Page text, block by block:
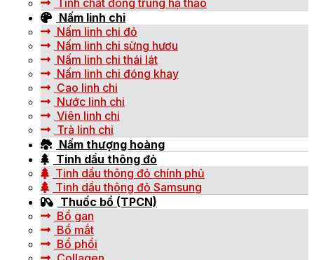
Tinh chất đông trùng hạ thảo
Nấm linh chi
Nấm linh chi đỏ
Nấm linh chi sừng hươu
Nấm linh chi thái lát
Nấm linh chi đóng khay
Cao linh chi
Nước linh chi
Viên linh chi
Trà linh chi
Nấm thượng hoàng
Tinh dầu thông đỏ
Tinh dầu thông đỏ chính phủ
Tinh dầu thông đỏ Samsung
Thuốc bổ (TPCN)
Bổ gan
Bổ mắt
Bổ phổi